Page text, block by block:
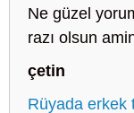
Ne güzel
razı olsun
çetin
Rüyada erkek